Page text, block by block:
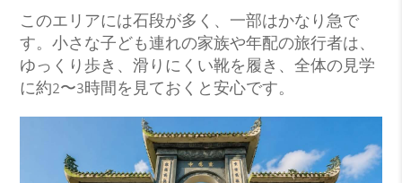
このエリアには石段が多く、一部はかなり急で
す。小さな子ども連れの家族や年配の旅行者は、
ゆっくり歩き、滑りにくい靴を履き、全体の見学
に約2〜3時間を見ておくと安心です。